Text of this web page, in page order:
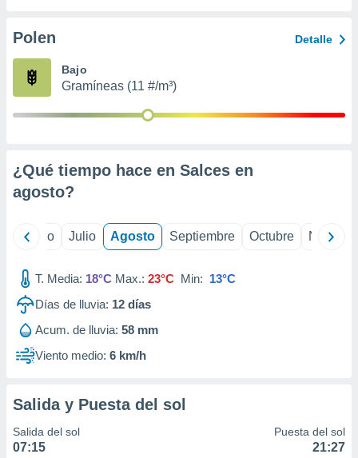
e
mediante
publicidad
publicidad
de
Polen Detalle
Bajo
Gramíneas (11 #/m³)
¿Qué tiempo hace en Salces en
agosto?
Junio Julio Agosto Septiembre Octubre
T. Media: 18°C Max.: 23°C Min: 13°C
Días de lluvia: 12 días
Acum. de lluvia: 58 mm
Viento medio: 6 km/h
Salida y Puesta del sol
Salida del sol
07:15
Puesta del sol
21:27